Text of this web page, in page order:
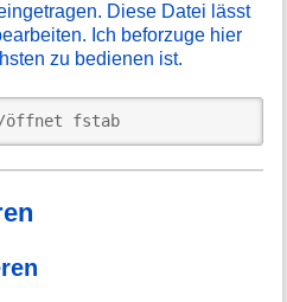
Diese Datei lässt
Ich beforzuge hier
zu bedienen ist.
fstab